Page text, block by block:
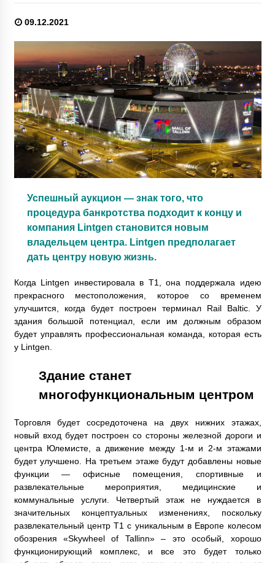
09.12.2021
Успешный аукцион — знак того, что
процедура банкротства подходит к концу и
компания Lintgen становится новым
владельцем центра. Lintgen предполагает
дать центру новую жизнь.
Когда Lintgen инвестировала в T1, она поддержала идею
прекрасного местоположения, которое со временем
улучшится, когда будет построен терминал Rail Baltic. У
здания большой потенциал, если им должным образом
будет управлять профессиональная команда, которая есть
у Lintgen.
Здание станет
многофункциональным центром
Торговля будет сосредоточена на двух нижних этажах,
новый вход будет построен со стороны железной дороги и
центра Юлемисте, а движение между 1-м и 2-м этажами
будет улучшено. На третьем этаже будут добавлены новые
функции — офисные помещения, спортивные и
развлекательные мероприятия, медицинские и
коммунальные услуги. Четвертый этаж не нуждается в
значительных концептуальных изменениях, поскольку
развлекательный центр T1 с уникальным в Европе колесом
обозрения «Skywheel of Tallinn» – это особый, хорошо
функционирующий комплекс, и все это будет только